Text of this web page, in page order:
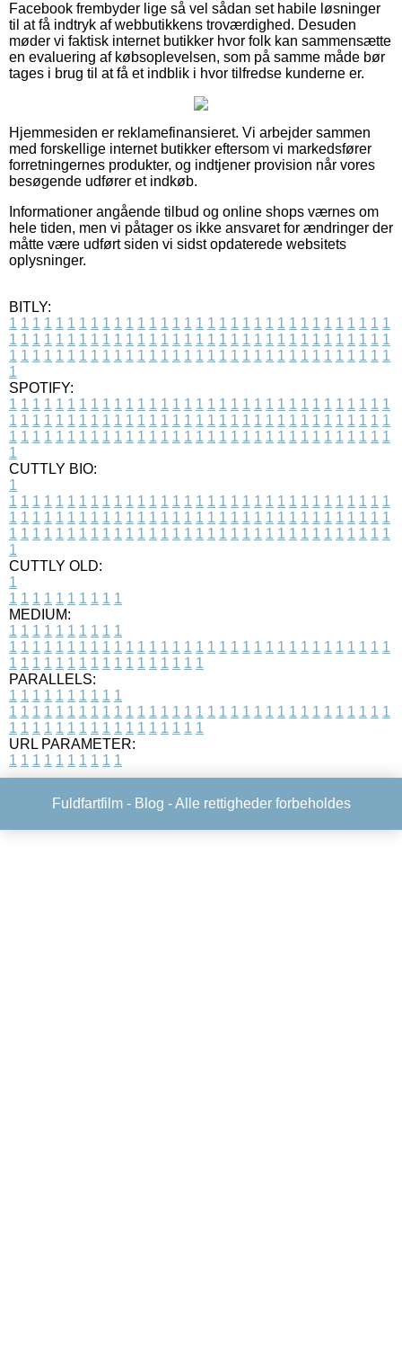
Facebook frembyder lige så vel sådan set habile løsninger
til at få indtryk af webbutikkens troværdighed. Desuden
møder vi faktisk internet butikker hvor folk kan sammensætte
en evaluering af købsoplevelsen, som på samme måde bør
tages i brug til at få et indblik i hvor tilfredse kunderne er.
Hjemmesiden er reklamefinansieret. Vi arbejder sammen
med forskellige internet butikker eftersom vi markedsfører
forretningernes produkter, og indtjener provision når vores
besøgende udfører et indkøb.
Informationer angående tilbud og online shops værnes om
hele tiden, men vi påtager os ikke ansvaret for ændringer der
måtte være udført siden vi sidst opdaterede websitets
oplysninger.
BITLY:
1 1 1 1 1 1 1 1 1 1 1 1 1 1 1 1 1 1 1 1 1 1 1 1 1 1 1 1 1 1 1 1 1
1 1 1 1 1 1 1 1 1 1 1 1 1 1 1 1 1 1 1 1 1 1 1 1 1 1 1 1 1 1 1 1 1
1 1 1 1 1 1 1 1 1 1 1 1 1 1 1 1 1 1 1 1 1 1 1 1 1 1 1 1 1 1 1 1 1
1
SPOTIFY:
1 1 1 1 1 1 1 1 1 1 1 1 1 1 1 1 1 1 1 1 1 1 1 1 1 1 1 1 1 1 1 1 1
1 1 1 1 1 1 1 1 1 1 1 1 1 1 1 1 1 1 1 1 1 1 1 1 1 1 1 1 1 1 1 1 1
1 1 1 1 1 1 1 1 1 1 1 1 1 1 1 1 1 1 1 1 1 1 1 1 1 1 1 1 1 1 1 1 1
1
CUTTLY BIO:
1
1 1 1 1 1 1 1 1 1 1 1 1 1 1 1 1 1 1 1 1 1 1 1 1 1 1 1 1 1 1 1 1 1
1 1 1 1 1 1 1 1 1 1 1 1 1 1 1 1 1 1 1 1 1 1 1 1 1 1 1 1 1 1 1 1 1
1 1 1 1 1 1 1 1 1 1 1 1 1 1 1 1 1 1 1 1 1 1 1 1 1 1 1 1 1 1 1 1 1
1
CUTTLY OLD:
1
1 1 1 1 1 1 1 1 1 1
MEDIUM:
1 1 1 1 1 1 1 1 1 1
1 1 1 1 1 1 1 1 1 1 1 1 1 1 1 1 1 1 1 1 1 1 1 1 1 1 1 1 1 1 1 1 1
1 1 1 1 1 1 1 1 1 1 1 1 1 1 1 1 1
PARALLELS:
1 1 1 1 1 1 1 1 1 1
1 1 1 1 1 1 1 1 1 1 1 1 1 1 1 1 1 1 1 1 1 1 1 1 1 1 1 1 1 1 1 1 1
1 1 1 1 1 1 1 1 1 1 1 1 1 1 1 1 1
URL PARAMETER:
1 1 1 1 1 1 1 1 1 1
Fuldfartfilm - Blog - Alle rettigheder forbeholdes